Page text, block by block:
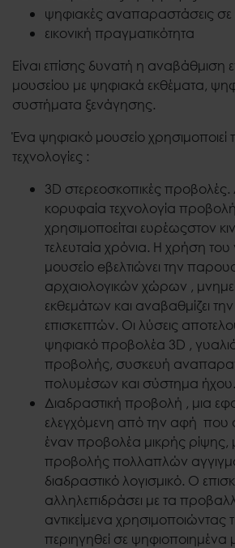
ψηφιακές αναπαραστάσεις
εικονική πραγματικότητα
Είναι επίσης δυνατή η αναβάθμιση
μουσείου με ψηφιακά εκθέματα,
συστήματα ξενάγησης.
Ένα ψηφιακό μουσείο χρησιμοποιεί
τεχνολογίες :
3D στερεοσκοπικές προβολές.
κορυφαία τεχνολογία
χρησιμοποείται ευρέωςστον
τελευταία χρόνια. Η χρήση του
μουσείο eβελτιώνει την
αρχαιολογικών χώρων ,
εκθεμάτων και αναβαθμίζει
επισκεπτών. Οι λύσεις
ψηφιακό προβολέα 3D ,
προβολής, συσκευή
πολυμέσων και σύστημα ήχου.
Διαδραστική προβολή , μια
ελεγχόμενη από την αφή που
έναν προβολέα μικρής ρίψης,
προβολής πολλαπλών
διαδραστικό λογισμικό. Ο
αλληλεπιδράσει με τα
αντικείμενα
περιηγηθεί σε ψηφιοποιημένα